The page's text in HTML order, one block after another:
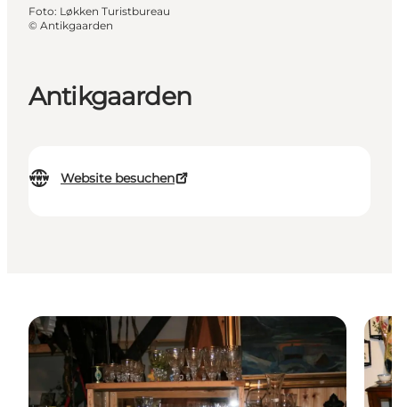
Antikgaarden
Website besuchen
Foto: Løkken Turistbureau
© Antikgaarden